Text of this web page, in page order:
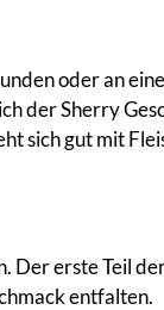
oder an
der Sherry
sich gut mit
Der erste Teil
entfalten.